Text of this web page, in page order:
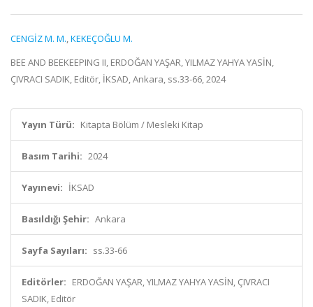
CENGİZ M. M.,KEKEÇOĞLU M.
BEE AND BEEKEEPING II, ERDOĞAN YAŞAR, YILMAZ YAHYA YASİN,
ÇIVRACI SADIK, Editör, İKSAD, Ankara, ss.33-66, 2024
Yayın Türü: Kitapta Bölüm / Mesleki Kitap
Basım Tarihi: 2024
Yayınevi: İKSAD
Basıldığı Şehir: Ankara
Sayfa Sayıları: ss.33-66
Editörler: ERDOĞAN YAŞAR, YILMAZ YAHYA YASİN, ÇIVRACI
SADIK, Editör